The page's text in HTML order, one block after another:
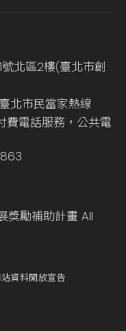
號北區2樓(臺北市創
北市民當家熱線
費電話服務，公共電
獎勵補助計畫 All
資料開放宣告